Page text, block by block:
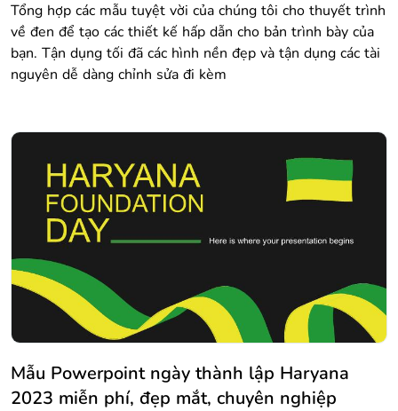
Tổng hợp các mẫu tuyệt vời của chúng tôi cho thuyết trình
về đen để tạo các thiết kế hấp dẫn cho bản trình bày của
bạn. Tận dụng tối đã các hình nền đẹp và tận dụng các tài
nguyên dễ dàng chỉnh sửa đi kèm
Mẫu Powerpoint ngày thành lập Haryana
2023 miễn phí, đẹp mắt, chuyên nghiệp